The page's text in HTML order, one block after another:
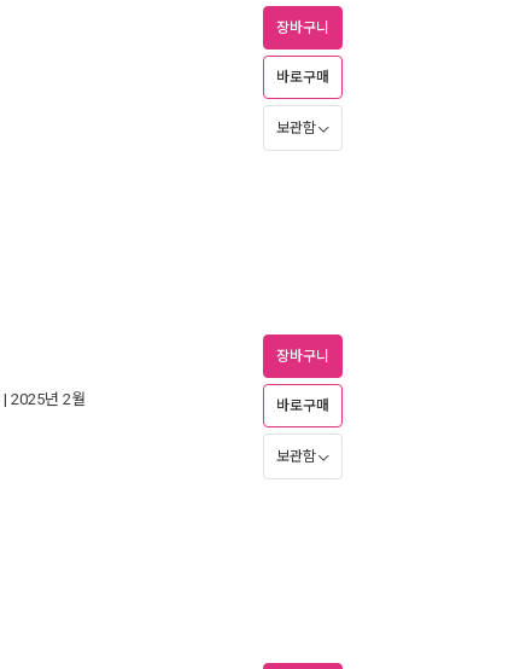
장바구니
바로구매
보관함
| 2025년 2월
장바구니
바로구매
보관함